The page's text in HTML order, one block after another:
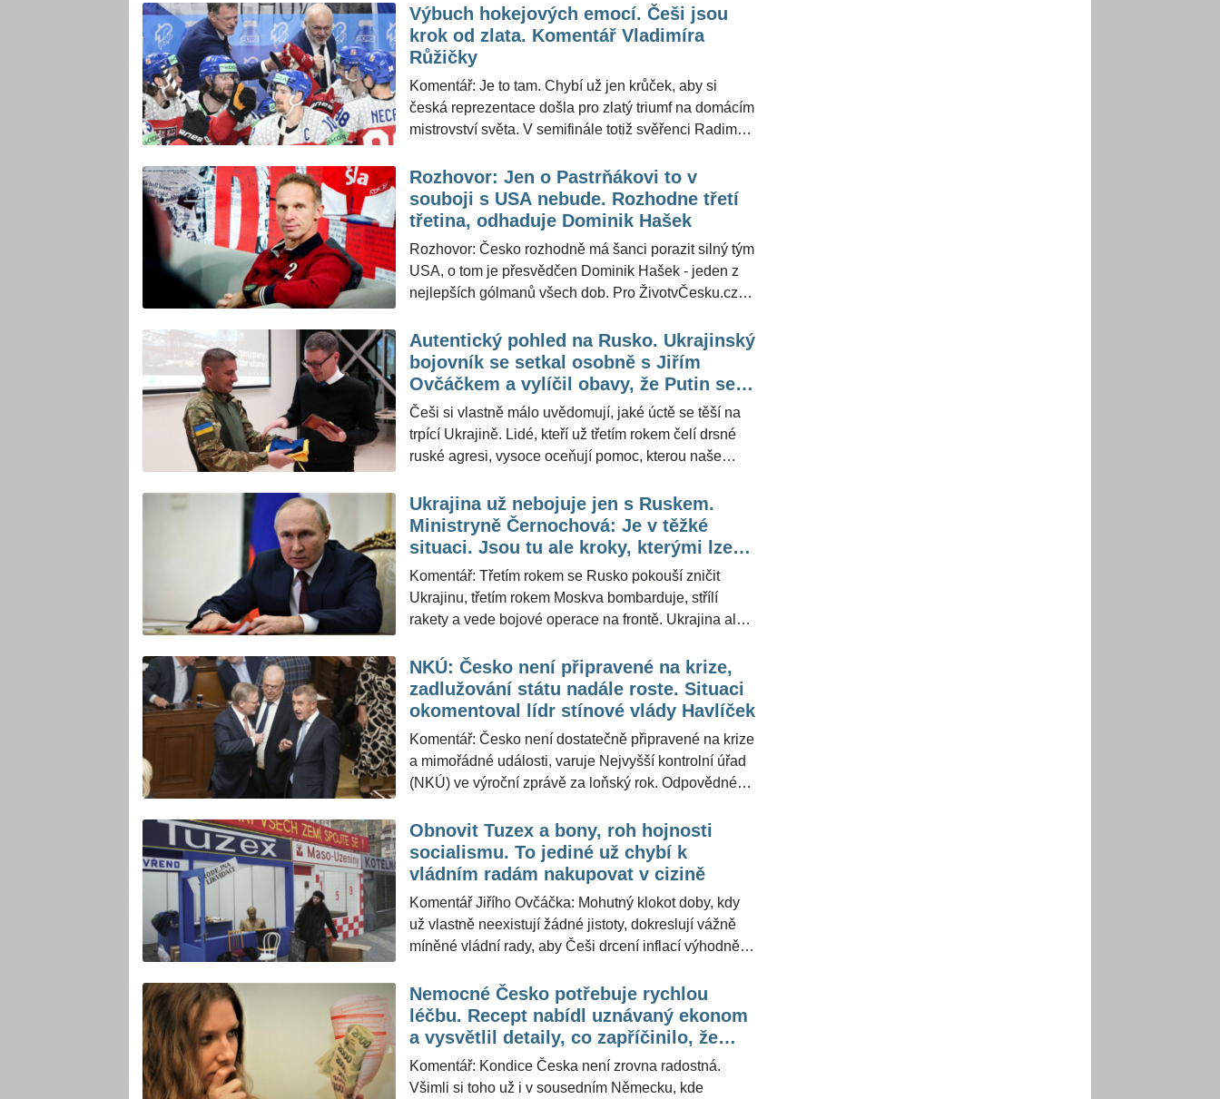
světla« upravují vysílací plány, obchody zavírají dříve,
hospody se plní - to vše kvůli večernímu boji o zlatou
medaili. Pamětníci teď ovšem zpozorní. Redakce
ŽivotvČesku.cz oslovila bývalého hokejového
útočníka a trenéra, olympijského vítěze z Nagana a
trojnásobného mistra světa Jiřího Dopitu, který v rámci
vyrovnaná hokejová bitva.
Výbuch hokejových emocí. Češi jsou
krok od zlata. Komentář Vladimíra
Růžičky
Komentář: Je to tam. Chybí už jen krůček, aby si
česká reprezentace došla pro zlatý triumf na domácím
mistrovství světa. V semifinále totiž svěřenci Radima
hokejová senzace. Pro ŽivotvČesku.cz souboj, který
vyvolal hokejovou euforii, okomentoval bývalý
hokejový útočník a trenér Vladimír Růžička.
Rozhovor: Jen o Pastrňákovi to v
souboji s USA nebude. Rozhodne třetí
třetina, odhaduje Dominik Hašek
Rozhovor: Česko rozhodně má šanci porazit silný tým
USA, o tom je přesvědčen Dominik Hašek - jeden z
nejlepších gólmanů všech dob. Pro ŽivotvČesku.cz
zahraničí, poskytl rozhovor ohledně klání, v němž
nevyloučil, že se Česko může prostřílet do
medailového víkendu. Musí ale udržet nervy na uzdě,
věřit si a hrát jako »jedno těleso«.
Autentický pohled na Rusko. Ukrajinský
bojovník se setkal osobně s Jiřím
Ovčáčkem a vylíčil obavy, že Putin se
nezastaví jen na Ukrajině
Češi si vlastně málo uvědomují, jaké úctě se těší na
trpící Ukrajině. Lidé, kteří už třetím rokem čelí drsné
ruské agresi, vysoce oceňují pomoc, kterou naše
vyšší cit. Česko, to je pomoc, přátelství a bratrství, řekl
exkluzivně pro portál ŽivotvČesku.cz ukrajinský voják
Ruslan Agasanov, který na chvíli zavítal do Prahy, aby
Ukrajina už nebojuje jen s Ruskem.
Ministryně Černochová: Je v těžké
situaci. Jsou tu ale kroky, kterými lze
pomoci zastavit rozpínavost Putina
Komentář: Třetím rokem se Rusko pokouší zničit
Ukrajinu, třetím rokem Moskva bombarduje, střílí
rakety a vede bojové operace na frontě. Ukrajina ale
hodině dvanácté schválily USA obří finanční balík
vzpruhy pro válkou sužovanou zemi, ruku k dílu
přidala i Česká republika. Ministryně obrany Jana
Černochová pro portál ŽivotvČesku.cz uvedla, že tyto
kroky pomáhají Ukrajině porazit kremelský apetit.
NKÚ: Česko není připravené na krize,
zadlužování státu nadále roste. Situaci
okomentoval lídr stínové vlády Havlíček
Komentář: Česko není dostatečně připravené na krize
a mimořádné události, varuje Nejvyšší kontrolní úřad
(NKÚ) ve výroční zprávě za loňský rok. Odpovědné
byla třeba pandemie covidu-19, a dostatečně se z
nich nepoučily. Někdy jen podnikly formální kroky bez
zásadních výsledků. Je pravděpodobné, že stát bude
může vést k významným škodám, plýtvání penězi i k
ohrožení zdraví obyvatel, uvedl NKÚ. Pro
ŽivotvČesku.cz nepříznivou situaci, která vyplývá z
Havlíček. Uvedl, že jeho pohledem nejde o nijak
překvapivou situaci, a poukázal na nekompetentnost
v rámci řízení jednotlivých resortů.
Obnovit Tuzex a bony, roh hojnosti
socialismu. To jediné už chybí k
vládním radám nakupovat v cizině
Komentář Jiřího Ovčáčka: Mohutný klokot doby, kdy
už vlastně neexistují žádné jistoty, dokreslují vážně
míněné vládní rady, aby Češi drcení inflací výhodněji
Rozpočet Berlína a Varšavy si smlsne, ovšem zbytku
českého podnikatelského stavu pod knutou
byrokracie, daní a neefektivního státu zbydou jen oči
pro pláč. K dokonalosti vládních rad už chybí jen
Nemocné Česko potřebuje rychlou
léčbu. Recept nabídl uznávaný ekonom
a vysvětlil detaily, co zapříčinilo, že
země stojí po kotníky v bídě
Komentář: Kondice Česka není zrovna radostná.
Všimli si toho už i v sousedním Německu, kde